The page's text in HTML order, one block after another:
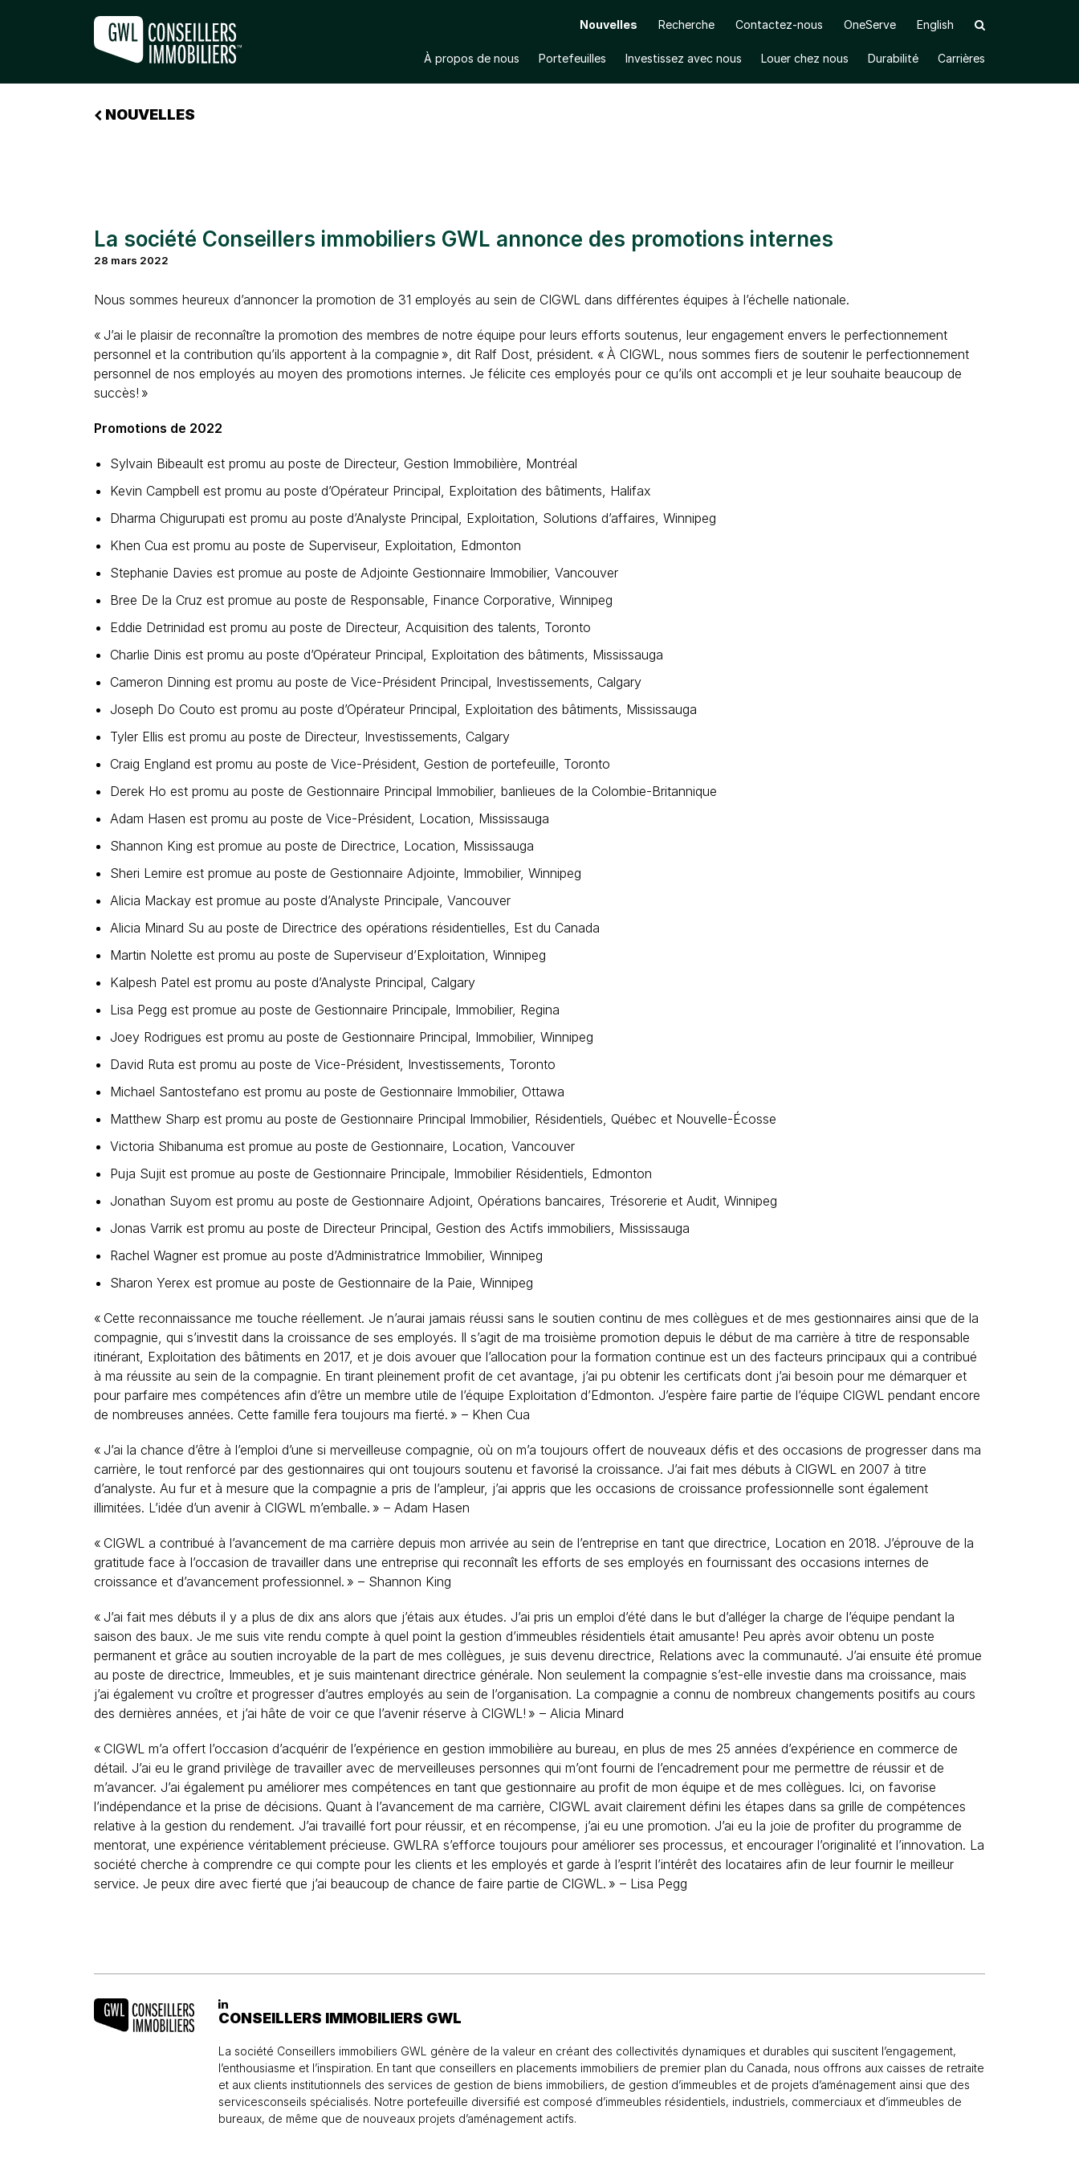
Nouvelles Recherche Contactez-nous OneServe English
À propos de nous Ouvrir le sous-menu
Portefeuilles Ouvrir le sous-menu
Investissez avec nous Ouvrir le sous-menu
Louer chez nous DurabilitéOuvrir le sous-menu
Carrières
NOUVELLES
La société Conseillers immobiliers GWL annonce des promotions internes
28 mars 2022
Nous sommes heureux d’annoncer la promotion de 31 employés au sein de CIGWL dans différentes équipes à l’échelle nationale.
« J’ai le plaisir de reconnaître la promotion des membres de notre équipe pour leurs efforts soutenus, leur engagement envers le perfectionnement
personnel et la contribution qu’ils apportent à la compagnie », dit Ralf Dost, président. « À CIGWL, nous sommes fiers de soutenir le perfectionnement
personnel de nos employés au moyen des promotions internes. Je félicite ces employés pour ce qu’ils ont accompli et je leur souhaite beaucoup de
succès! »
Promotions de 2022
Sylvain Bibeault est promu au poste de Directeur, Gestion Immobilière, Montréal
Kevin Campbell est promu au poste d’Opérateur Principal, Exploitation des bâtiments, Halifax
Dharma Chigurupati est promu au poste d’Analyste Principal, Exploitation, Solutions d’affaires, Winnipeg
Khen Cua est promu au poste de Superviseur, Exploitation, Edmonton
Stephanie Davies est promue au poste de Adjointe Gestionnaire Immobilier, Vancouver
Bree De la Cruz est promue au poste de Responsable, Finance Corporative, Winnipeg
Eddie Detrinidad est promu au poste de Directeur, Acquisition des talents, Toronto
Charlie Dinis est promu au poste d’Opérateur Principal, Exploitation des bâtiments, Mississauga
Cameron Dinning est promu au poste de Vice-Président Principal, Investissements, Calgary
Joseph Do Couto est promu au poste d’Opérateur Principal, Exploitation des bâtiments, Mississauga
Tyler Ellis est promu au poste de Directeur, Investissements, Calgary
Craig England est promu au poste de Vice-Président, Gestion de portefeuille, Toronto
Derek Ho est promu au poste de Gestionnaire Principal Immobilier, banlieues de la Colombie-Britannique
Adam Hasen est promu au poste de Vice-Président, Location, Mississauga
Shannon King est promue au poste de Directrice, Location, Mississauga
Sheri Lemire est promue au poste de Gestionnaire Adjointe, Immobilier, Winnipeg
Alicia Mackay est promue au poste d’Analyste Principale, Vancouver
Alicia Minard Su au poste de Directrice des opérations résidentielles, Est du Canada
Martin Nolette est promu au poste de Superviseur d’Exploitation, Winnipeg
Kalpesh Patel est promu au poste d’Analyste Principal, Calgary
Lisa Pegg est promue au poste de Gestionnaire Principale, Immobilier, Regina
Joey Rodrigues est promu au poste de Gestionnaire Principal, Immobilier, Winnipeg
David Ruta est promu au poste de Vice-Président, Investissements, Toronto
Michael Santostefano est promu au poste de Gestionnaire Immobilier, Ottawa
Matthew Sharp est promu au poste de Gestionnaire Principal Immobilier, Résidentiels, Québec et Nouvelle-Écosse
Victoria Shibanuma est promue au poste de Gestionnaire, Location, Vancouver
Puja Sujit est promue au poste de Gestionnaire Principale, Immobilier Résidentiels, Edmonton
Jonathan Suyom est promu au poste de Gestionnaire Adjoint, Opérations bancaires, Trésorerie et Audit, Winnipeg
Jonas Varrik est promu au poste de Directeur Principal, Gestion des Actifs immobiliers, Mississauga
Rachel Wagner est promue au poste d’Administratrice Immobilier, Winnipeg
Sharon Yerex est promue au poste de Gestionnaire de la Paie, Winnipeg
« Cette reconnaissance me touche réellement. Je n’aurai jamais réussi sans le soutien continu de mes collègues et de mes gestionnaires ainsi que de la
compagnie, qui s’investit dans la croissance de ses employés. Il s’agit de ma troisième promotion depuis le début de ma carrière à titre de responsable
itinérant, Exploitation des bâtiments en 2017, et je dois avouer que l’allocation pour la formation continue est un des facteurs principaux qui a contribué
à ma réussite au sein de la compagnie. En tirant pleinement profit de cet avantage, j’ai pu obtenir les certificats dont j’ai besoin pour me démarquer et
pour parfaire mes compétences afin d’être un membre utile de l’équipe Exploitation d’Edmonton. J’espère faire partie de l’équipe CIGWL pendant encore
de nombreuses années. Cette famille fera toujours ma fierté. » – Khen Cua
« J’ai la chance d’être à l’emploi d’une si merveilleuse compagnie, où on m’a toujours offert de nouveaux défis et des occasions de progresser dans ma
carrière, le tout renforcé par des gestionnaires qui ont toujours soutenu et favorisé la croissance. J’ai fait mes débuts à CIGWL en 2007 à titre
d’analyste. Au fur et à mesure que la compagnie a pris de l’ampleur, j’ai appris que les occasions de croissance professionnelle sont également
illimitées. L’idée d’un avenir à CIGWL m’emballe. » – Adam Hasen
« CIGWL a contribué à l’avancement de ma carrière depuis mon arrivée au sein de l’entreprise en tant que directrice, Location en 2018. J’éprouve de la
gratitude face à l’occasion de travailler dans une entreprise qui reconnaît les efforts de ses employés en fournissant des occasions internes de
croissance et d’avancement professionnel. » – Shannon King
« J’ai fait mes débuts il y a plus de dix ans alors que j’étais aux études. J’ai pris un emploi d’été dans le but d’alléger la charge de l’équipe pendant la
saison des baux. Je me suis vite rendu compte à quel point la gestion d’immeubles résidentiels était amusante! Peu après avoir obtenu un poste
permanent et grâce au soutien incroyable de la part de mes collègues, je suis devenu directrice, Relations avec la communauté. J’ai ensuite été promue
au poste de directrice, Immeubles, et je suis maintenant directrice générale. Non seulement la compagnie s’est-elle investie dans ma croissance, mais
j’ai également vu croître et progresser d’autres employés au sein de l’organisation. La compagnie a connu de nombreux changements positifs au cours
des dernières années, et j’ai hâte de voir ce que l’avenir réserve à CIGWL! » – Alicia Minard
« CIGWL m’a offert l’occasion d’acquérir de l’expérience en gestion immobilière au bureau, en plus de mes 25 années d’expérience en commerce de
détail. J’ai eu le grand privilège de travailler avec de merveilleuses personnes qui m’ont fourni de l’encadrement pour me permettre de réussir et de
m’avancer. J’ai également pu améliorer mes compétences en tant que gestionnaire au profit de mon équipe et de mes collègues. Ici, on favorise
l’indépendance et la prise de décisions. Quant à l’avancement de ma carrière, CIGWL avait clairement défini les étapes dans sa grille de compétences
relative à la gestion du rendement. J’ai travaillé fort pour réussir, et en récompense, j’ai eu une promotion. J’ai eu la joie de profiter du programme de
mentorat, une expérience véritablement précieuse. GWLRA s’efforce toujours pour améliorer ses processus, et encourager l’originalité et l’innovation. La
société cherche à comprendre ce qui compte pour les clients et les employés et garde à l’esprit l’intérêt des locataires afin de leur fournir le meilleur
service. Je peux dire avec fierté que j’ai beaucoup de chance de faire partie de CIGWL. » – Lisa Pegg
CONSEILLERS IMMOBILIERS GWL
La société Conseillers immobiliers GWL génère de la valeur en créant des collectivités dynamiques et durables qui suscitent l’engagement,
l’enthousiasme et l’inspiration. En tant que conseillers en placements immobiliers de premier plan du Canada, nous offrons aux caisses de retraite
et aux clients institutionnels des services de gestion de biens immobiliers, de gestion d’immeubles et de projets d’aménagement ainsi que des
servicesconseils spécialisés. Notre portefeuille diversifié est composé d’immeubles résidentiels, industriels, commerciaux et d’immeubles de
bureaux, de même que de nouveaux projets d’aménagement actifs.